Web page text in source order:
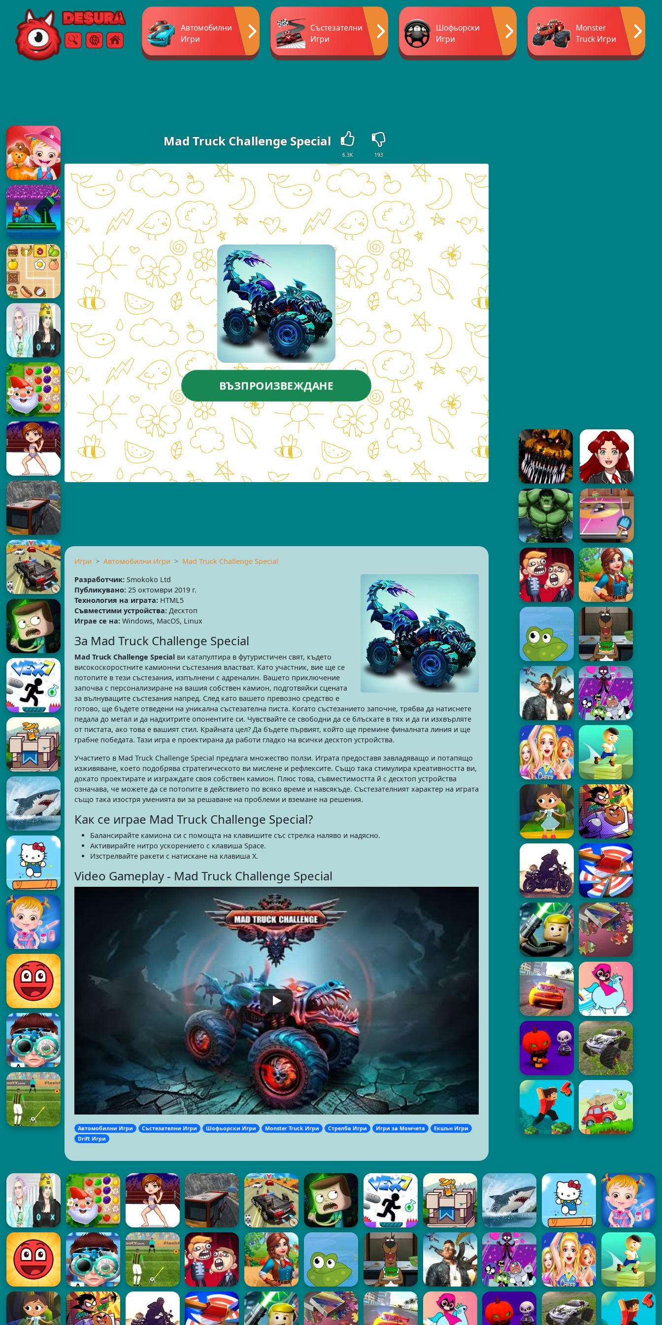
Free Online Games
ТърсенеМеню
Автомобилни
Игри
Състезателни
Игри
Шофьорски
Игри
Monster
Truck Игри
Mad Truck Challenge Special
6.3K 193
ВЪЗПРОИЗВЕЖДАНЕ
Игри Автомобилни Игри
Mad Truck Challenge Special
Разработчик:Smokoko Ltd
Публикувано:25 октомври 2019 г.
Технология на играта:HTML5
Съвместими устройства:Десктоп
Играе се на:Windows, MacOS, Linux
За Mad Truck Challenge Special
Mad Truck Challenge Specialви катапултира в футуристичен свят, където
високоскоростните камионни състезания властват. Като участник, вие ще се
потопите в тези състезания, изпълнени с адреналин. Вашето приключение
започва с персонализиране на вашия собствен камион, подготвяйки сцената
за вълнуващите състезания напред. След като вашето превозно средство е
готово, ще бъдете отведени на уникална състезателна писта. Когато състезанието започне, трябва да натиснете
педала до метал и да надхитрите опонентите си. Чувствайте се свободни да се блъскате в тях и да ги изхвърляте
от пистата, ако това е вашият стил. Крайната цел? Да бъдете първият, който ще премине финалната линия и ще
грабне победата. Тази игра е проектирана да работи гладко на всички десктоп устройства.
Участието в Mad Truck Challenge Special предлага множество ползи. Играта предоставя завладяващо и потапящо
изживяване, което подобрява стратегическото ви мислене и рефлексите. Също така стимулира креативността ви,
докато проектирате и изграждате своя собствен камион. Плюс това, съвместимостта й с десктоп устройства
означава, че можете да се потопите в действието по всяко време и навсякъде. Състезателният характер на играта
също така изостря уменията ви за решаване на проблеми и вземане на решения.
Как се играе Mad Truck Challenge Special?
Балансирaйте камиона си с помощта на клавишите със стрелка наляво и надясно.
Активирайте нитро ускорението с клавиша Space.
Изстрелвайте ракети с натискане на клавиша X.
Video Gameplay - Mad Truck Challenge Special
Автомобилни Игри Състезателни Игри Шофьорски Игри Monster Truck Игри Стрелба Игри Игри за Момчета
Екшън Игри
Drift Игри